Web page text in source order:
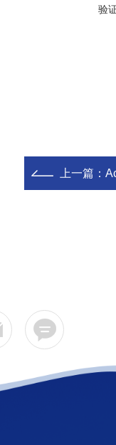
验
上一篇：